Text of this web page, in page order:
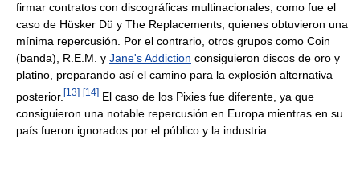
firmar contratos con discográficas multinacionales, como fue el
caso de Hüsker Dü y The Replacements, quienes obtuvieron una
mínima repercusión. Por el contrario, otros grupos como Coin
(banda), R.E.M. y Jane's Addiction consiguieron discos de oro y
platino, preparando así el camino para la explosión alternativa
posterior. [13] [14] El caso de los Pixies fue diferente, ya que
consiguieron una notable repercusión en Europa mientras en su
país fueron ignorados por el público y la industria.